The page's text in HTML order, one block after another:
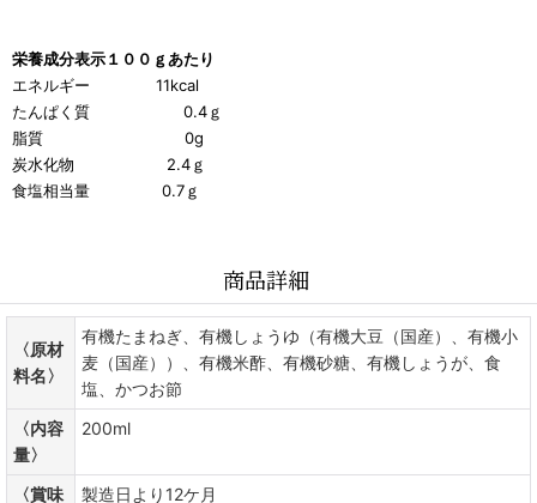
栄養成分表示１００ｇあたり
エネルギー 11kcal
たんぱく質 0.4ｇ
脂質 0g
炭水化物 2.4ｇ
食塩相当量 0.7ｇ
商品詳細
〈原材
料名〉
有機たまねぎ、有機しょうゆ（有機大豆（国産）、有機小
麦（国産））、有機米酢、有機砂糖、有機しょうが、食
塩、かつお節
〈内容
量〉
200ml
〈賞味 製造日より12ケ月